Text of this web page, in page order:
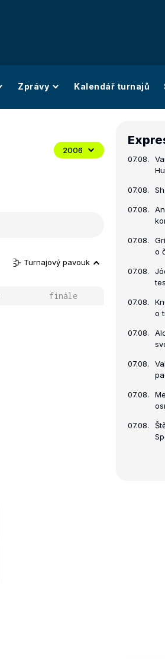
Zprávy Kalendář turnajů
2006
Turnajový pavouk
finále
07.08.
07.08.
07.08.
07.08.
o
07.08.
07.08.
o
07.08.
07.08.
07.08.
07.08.